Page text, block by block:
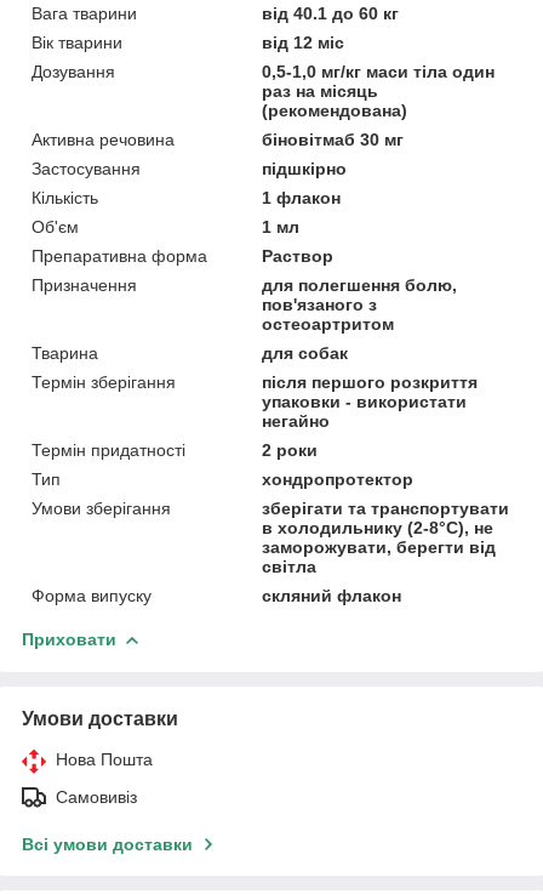
Вага тварини
від 40.1 до 60 кг
Вік тварини
від 12 міс
Дозування
0,5-1,0 мг/кг маси тіла один
раз на місяць
(рекомендована)
Активна речовина
біновітмаб 30 мг
Застосування
підшкірно
Кількість
1 флакон
Об'єм
1 мл
Препаративна форма
Раствор
Призначення
для полегшення болю,
пов'язаного з
остеоартритом
Тварина
для собак
Термін зберігання
після першого розкриття
упаковки - використати
негайно
Термін придатності
2 роки
Тип
хондропротектор
Умови зберігання
зберігати та транспортувати
в холодильнику (2-8°C), не
заморожувати, берегти від
світла
Форма випуску
скляний флакон
Приховати
Умови доставки
Нова Пошта
Самовивіз
Всі умови доставки